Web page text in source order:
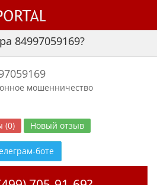
84997059169?
мошенничество
(0) Новый отзыв
боте